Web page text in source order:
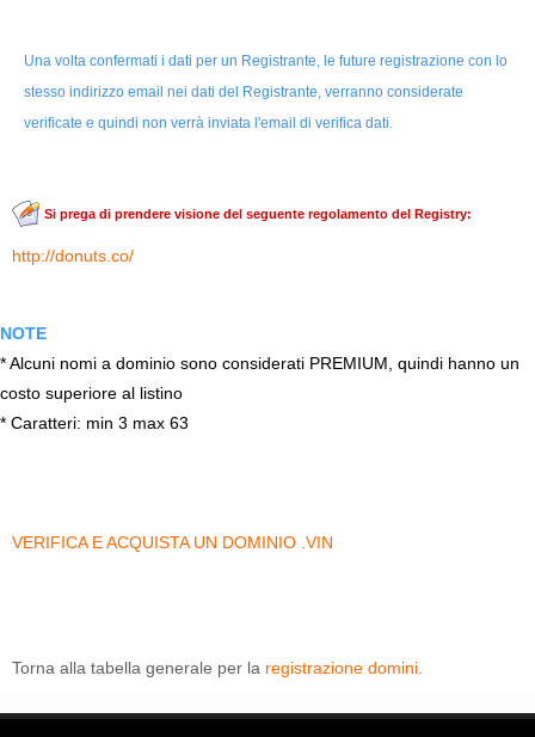
Una volta confermati i dati per un Registrante, le future registrazione con lo
stesso indirizzo email nei dati del Registrante, verranno considerate
verificate e quindi non verrà inviata l'email di verifica dati.
Si prega di prendere visione del seguente regolamento del Registry:
http://donuts.co/
NOTE
* Alcuni nomi a dominio sono considerati PREMIUM, quindi hanno un
costo superiore al listino
* Caratteri: min 3 max 63
VERIFICA E ACQUISTA UN DOMINIO .VIN
Torna alla tabella generale per la registrazione domini